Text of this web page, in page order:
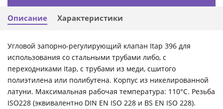
Описание Характеристики
Угловой запорно-регулирующий клапан Itap 396 для
использования со стальными трубами либо, с
переходниками Itap, с трубами из меди, сшитого
полиэтилена или полибутена. Корпус из никелированной
латуни. Максимальная рабочая температура: 110°C. Резьба
ISO228 (эквивалентно DIN EN ISO 228 и BS EN ISO 228).